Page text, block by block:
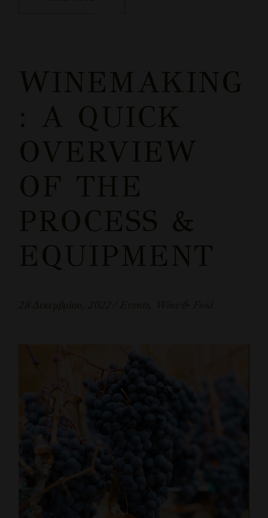
WINEMAKING
: A QUICK
OVERVIEW
OF THE
PROCESS &
EQUIPMENT
28 Δεκεμβρίου, 2022 Events Wine & Food